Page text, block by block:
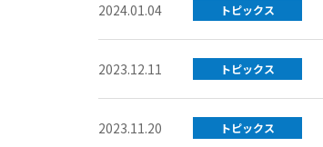
2024.01.04 トピックス
2023.12.11 トピックス
2023.11.20 トピックス